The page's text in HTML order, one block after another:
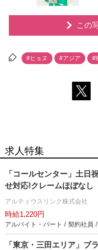
この
#ヒョヌ #アジア #
求人特集
「コールセンター」土日
せ対応!クレームほぼなし
アルティウスリンク株式会社
時給1,220円
アルバイト・パート / 契約社員
「東京・三田エリア」ブ